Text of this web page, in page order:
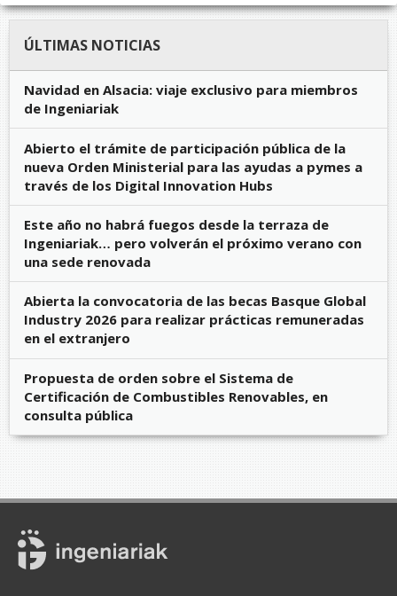
ÚLTIMAS NOTICIAS
Navidad en Alsacia: viaje exclusivo para miembros
de Ingeniariak
Abierto el trámite de participación pública de la
nueva Orden Ministerial para las ayudas a pymes a
través de los Digital Innovation Hubs
Este año no habrá fuegos desde la terraza de
Ingeniariak… pero volverán el próximo verano con
una sede renovada
Abierta la convocatoria de las becas Basque Global
Industry 2026 para realizar prácticas remuneradas
en el extranjero
Propuesta de orden sobre el Sistema de
Certificación de Combustibles Renovables, en
consulta pública